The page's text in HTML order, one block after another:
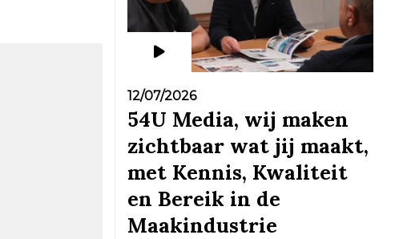
12/07/2026
54U Media, wij maken
zichtbaar wat jij maakt,
met Kennis, Kwaliteit
en Bereik in de
Maakindustrie